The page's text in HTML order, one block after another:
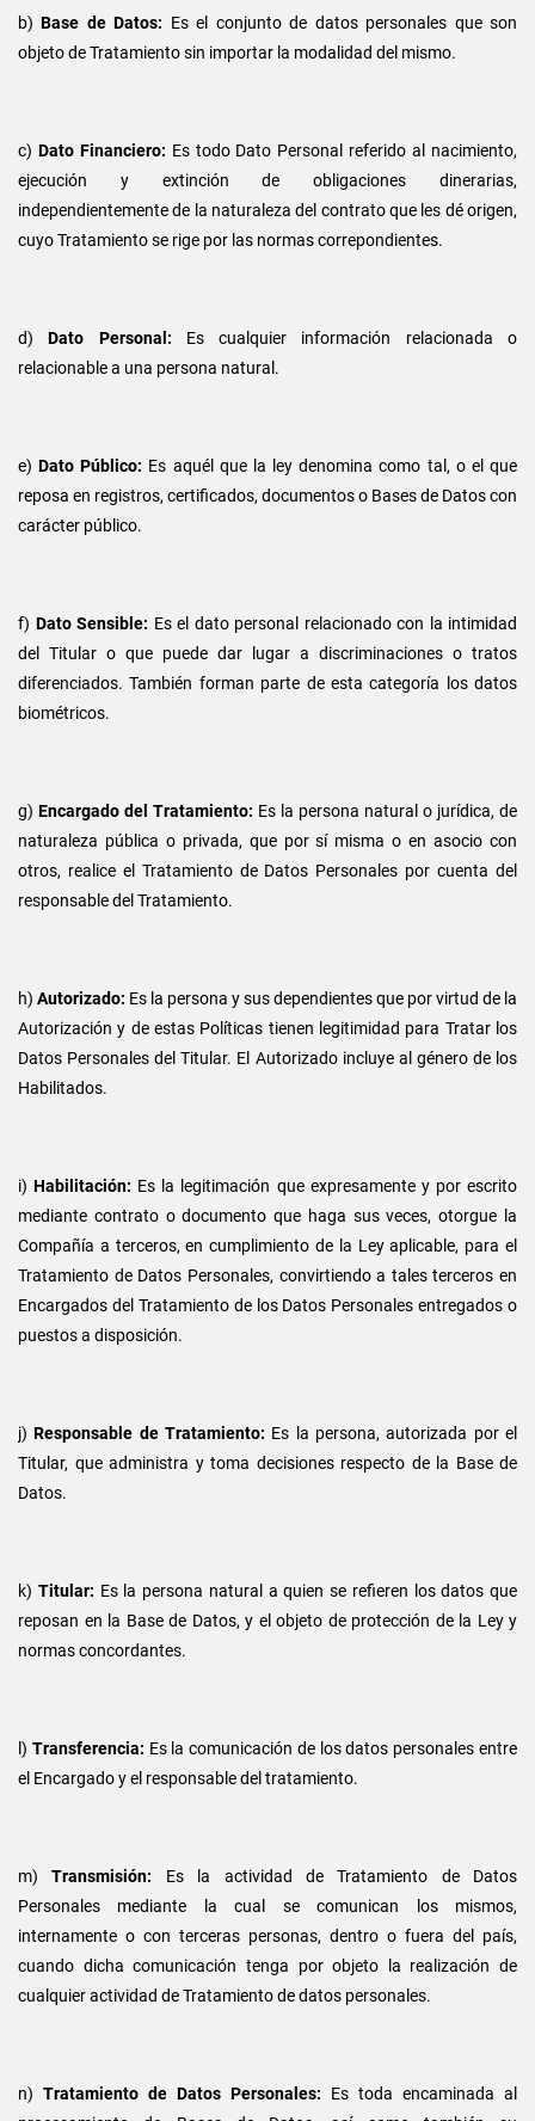
b)Base de Datos: Es el conjunto de datos personales que son
objeto de Tratamiento sin importar la modalidad del mismo.
c) Dato Financiero: Es todo Dato Personal referido al nacimiento,
ejecución y extinción de obligaciones dinerarias,
independientemente de la naturaleza del contrato que les dé origen,
cuyo Tratamiento se rige por las normas correpondientes.
d)Dato Personal: Es cualquier información relacionada o
relacionable a una persona natural.
e)Dato Público: Es aquél que la ley denomina como tal, o el que
reposa en registros, certificados, documentos o Bases de Datos con
carácter público.
f) Dato Sensible: Es el dato personal relacionado con la intimidad
del Titular o que puede dar lugar a discriminaciones o tratos
diferenciados. También forman parte de esta categoría los datos
biométricos.
g) Encargado del Tratamiento: Es la persona natural o jurídica, de
naturaleza pública o privada, que por sí misma o en asocio con
otros, realice el Tratamiento de Datos Personales por cuenta del
responsable del Tratamiento.
h) Autorizado: Es la persona y sus dependientes que por virtud de la
Autorización y de estas Políticas tienen legitimidad para Tratar los
Datos Personales del Titular. El Autorizado incluye al género de los
Habilitados.
i)Habilitación: Es la legitimación que expresamente y por escrito
mediante contrato o documento que haga sus veces, otorgue la
Compañía a terceros, en cumplimiento de la Ley aplicable, para el
Tratamiento de Datos Personales, convirtiendo a tales terceros en
Encargados del Tratamiento de los Datos Personales entregados o
puestos a disposición.
j)Responsable de Tratamiento: Es la persona, autorizada por el
Titular, que administra y toma decisiones respecto de la Base de
Datos.
k) Titular: Es la persona natural a quien se refieren los datos que
reposan en la Base de Datos, y el objeto de protección de la Ley y
normas concordantes.
l) Transferencia: Es la comunicación de los datos personales entre
el Encargado y el responsable del tratamiento.
m)Transmisión: Es la actividad de Tratamiento de Datos
Personales mediante la cual se comunican los mismos,
internamente o con terceras personas, dentro o fuera del país,
cuando dicha comunicación tenga por objeto la realización de
cualquier actividad de Tratamiento de datos personales.
n) Tratamiento de Datos Personales: Es toda encaminada al